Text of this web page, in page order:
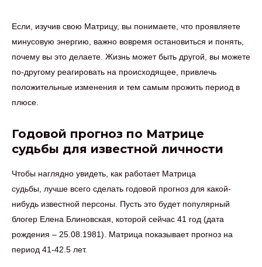
Если, изучив свою Матрицу, вы понимаете, что проявляете
минусовую энергию, важно вовремя остановиться и понять,
почему вы это делаете. Жизнь может быть другой, вы можете
по-другому реагировать на происходящее, привлечь
положительные изменения и тем самым прожить период в
плюсе.
Годовой прогноз по Матрице
судьбы для известной личности
Чтобы наглядно увидеть, как работает Матрица
судьбы, лучше всего сделать годовой прогноз для какой-
нибудь известной персоны. Пусть это будет популярный
блогер Елена Блиновская, которой сейчас 41 год (дата
рождения – 25.08.1981). Матрица показывает прогноз на
период 41-42.5 лет.